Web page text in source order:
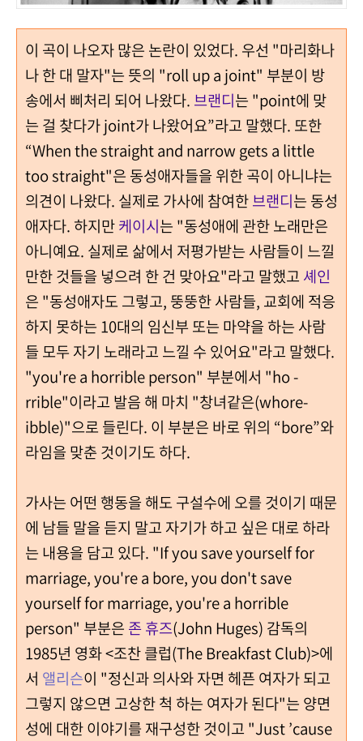
이 곡이 나오자 많은 논란이 있었다. 우선 "마리화나
나 한 대 말자"는 뜻의 "roll up a joint" 부분이 방
송에서 삐처리 되어 나왔다. 브랜디는 "point에 맞
는 걸 찾다가 joint가 나왔어요”라고 말했다. 또한
“When the straight and narrow gets a little
too straight"은 동성애자들을 위한 곡이 아니냐는
의견이 나왔다. 실제로 가사에 참여한브랜디는 동성
애자다. 하지만케이시는 "동성애에 관한 노래만은
아니예요. 실제로 삶에서 저평가받는 사람들이 느낄
만한 것들을 넣으려 한 건 맞아요"라고 말했고 셰인
은 "동성애자도 그렇고, 뚱뚱한 사람들, 교회에 적응
하지 못하는 10대의 임신부 또는 마약을 하는 사람
들 모두 자기 노래라고 느낄 수 있어요"라고 말했다.
"you're a horrible person" 부분에서 "ho -
rrible"이라고 발음 해 마치 "창녀같은(whore-
ibble)"으로 들린다. 이 부분은 바로 위의 “bore”와
라임을 맞춘 것이기도 하다.
가사는 어떤 행동을 해도 구설수에 오를 것이기 때문
에 남들 말을 듣지 말고 자기가 하고 싶은 대로 하라
는 내용을 담고 있다. "If you save yourself for
marriage, you're a bore, you don't save
yourself for marriage, you're a horrible
person" 부분은 존 휴즈(John Huges) 감독의
1985년 영화 <조찬 클럽(The Breakfast Club)>에
서 앨리슨이 "정신과 의사와 자면 헤픈 여자가 되고
그렇지 않으면 고상한 척 하는 여자가 된다"는 양면
성에 대한 이야기를 재구성한 것이고 "Just ’cause